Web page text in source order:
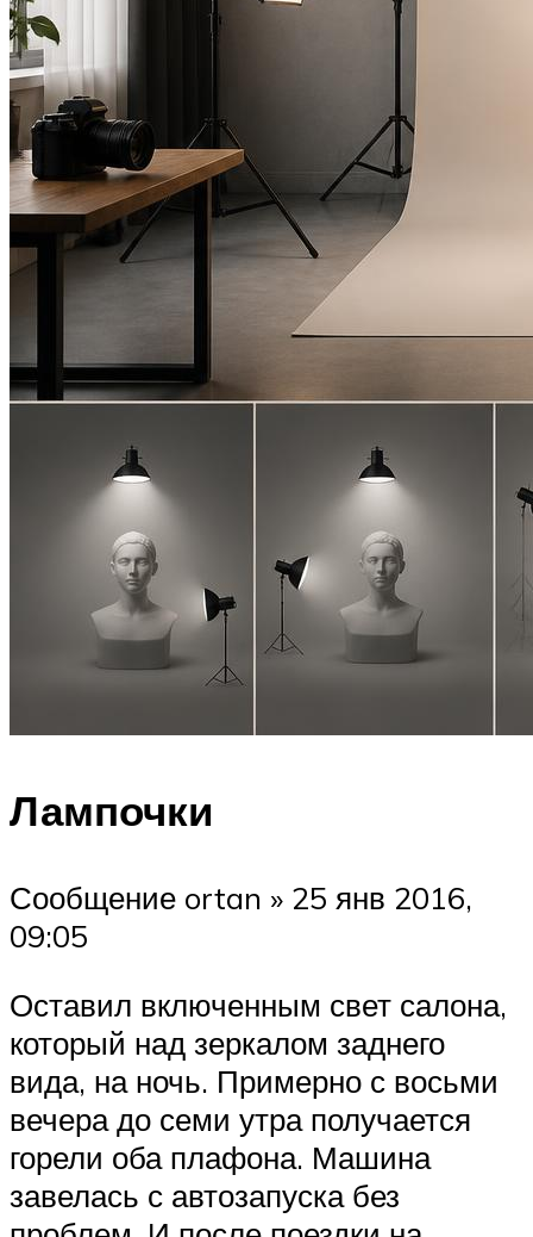
Лампочки
Сообщение ortan » 25 янв 2016,
09:05
Оставил включенным свет салона,
который над зеркалом заднего
вида, на ночь. Примерно с восьми
вечера до семи утра получается
горели оба плафона. Машина
завелась с автозапуска без